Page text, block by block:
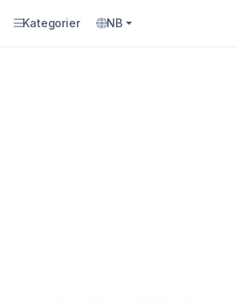
Kategorier NB